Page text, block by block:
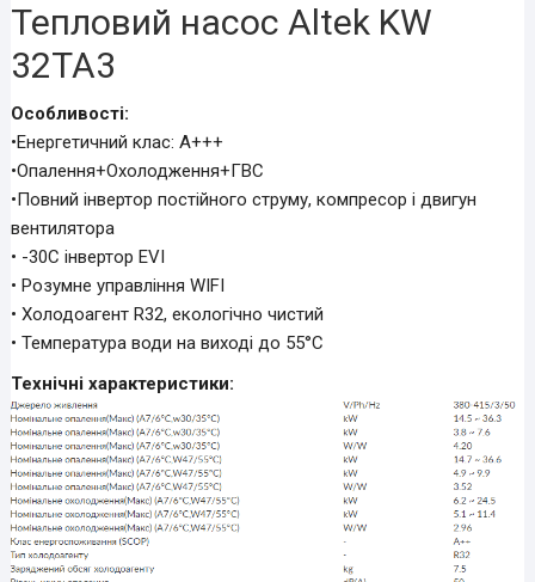
Тепловий насос Altek KW
32TA3
Особливості:
•Енергетичний клас: А+++
•Опалення+Охолодження+ГВС
•Повний інвертор постійного струму, компресор і двигун
вентилятора
• -30C інвертор EVI
• Розумне управління WIFI
• Холодоагент R32, екологічно чистий
• Температура води на виході до 55°С
Технічні характеристики: